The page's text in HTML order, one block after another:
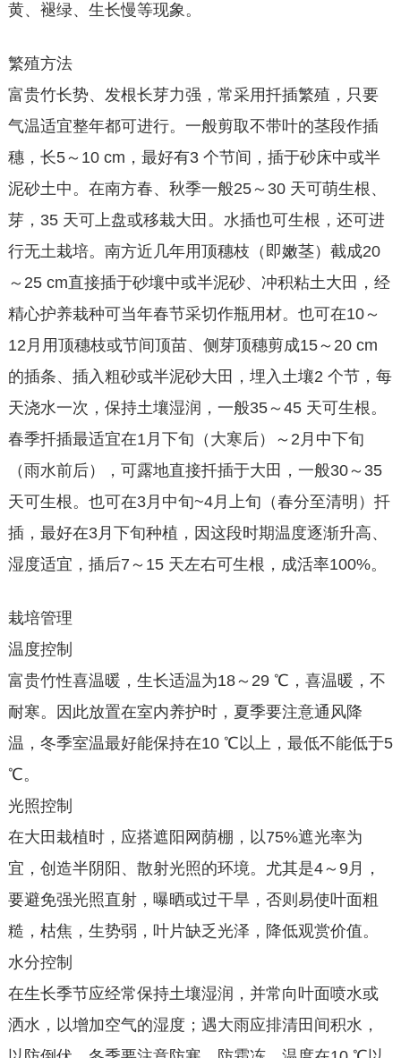
黄、褪绿、生长慢等现象。
繁殖方法
富贵竹长势、发根长芽力强，常采用扦插繁殖，只要
气温适宜整年都可进行。一般剪取不带叶的茎段作插
穗，长5～10 cm，最好有3 个节间，插于砂床中或半
泥砂土中。在南方春、秋季一般25～30 天可萌生根、
芽，35 天可上盘或移栽大田。水插也可生根，还可进
行无土栽培。南方近几年用顶穗枝（即嫩茎）截成20
～25 cm直接插于砂壤中或半泥砂、冲积粘土大田，经
精心护养栽种可当年春节采切作瓶用材。也可在10～
12月用顶穗枝或节间顶苗、侧芽顶穗剪成15～20 cm
的插条、插入粗砂或半泥砂大田，埋入土壤2 个节，每
天浇水一次，保持土壤湿润，一般35～45 天可生根。
春季扦插最适宜在1月下旬（大寒后）～2月中下旬
（雨水前后），可露地直接扦插于大田，一般30～35
天可生根。也可在3月中旬~4月上旬（春分至清明）扦
插，最好在3月下旬种植，因这段时期温度逐渐升高、
湿度适宜，插后7～15 天左右可生根，成活率100%。
栽培管理
温度控制
富贵竹性喜温暖，生长适温为18～29 ℃，喜温暖，不
耐寒。因此放置在室内养护时，夏季要注意通风降
温，冬季室温最好能保持在10 ℃以上，最低不能低于5
℃。
光照控制
在大田栽植时，应搭遮阳网荫棚，以75%遮光率为
宜，创造半阴阳、散射光照的环境。尤其是4～9月，
要避免强光照直射，曝晒或过干旱，否则易使叶面粗
糙，枯焦，生势弱，叶片缺乏光泽，降低观赏价值。
水分控制
在生长季节应经常保持土壤湿润，并常向叶面喷水或
洒水，以增加空气的湿度；遇大雨应排清田间积水，